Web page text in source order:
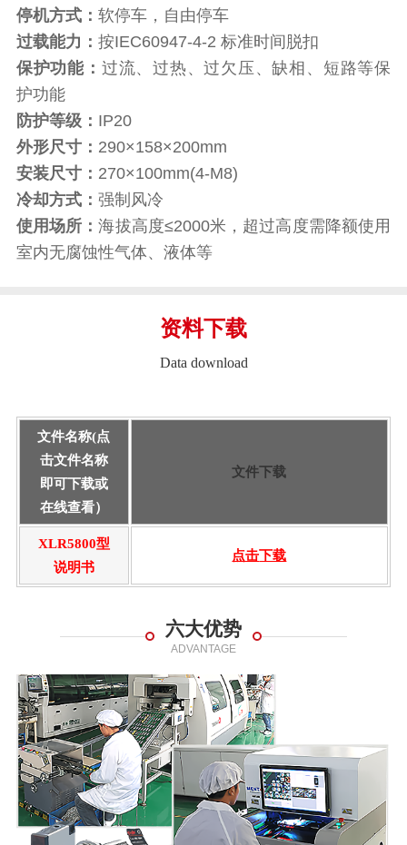
停机方式： 软停车，自由停车
过载能力： 按IEC60947-4-2 标准时间脱扣
保护功能： 过流、过热、过欠压、缺相、短路等保
护功能
防护等级： IP20
外形尺寸： 290×158×200mm
安装尺寸： 270×100mm(4-M8)
冷却方式： 强制风冷
使用场所：海拔高度≤2000米，超过高度需降额使用
室内无腐蚀性气体、液体等
资料下载
Data download
文件名称(点
击文件名称
即可下载或
在线查看）
文件下载
XLR5800型
说明书
点击下载
六大优势
ADVANTAGE